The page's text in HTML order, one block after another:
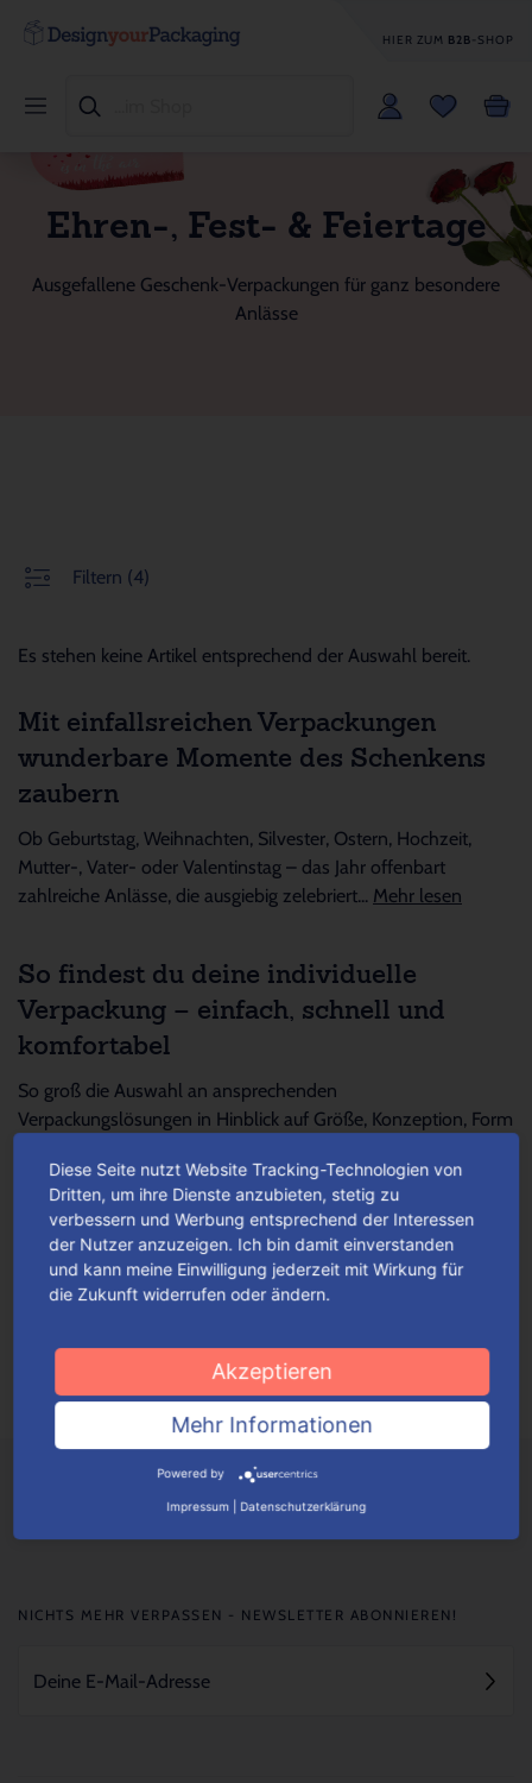
HIER ZUM B2B-SHOP
Ehren-, Fest- & Feiertage
Ausgefallene Geschenk-Verpackungen für ganz besondere
Anlässe
Filtern (4)
Es stehen keine Artikel entsprechend der Auswahl bereit.
Mit einfallsreichen Verpackungen
wunderbare Momente des Schenkens
zaubern
Ob Geburtstag, Weihnachten, Silvester, Ostern, Hochzeit,
Mutter-, Vater- oder Valentinstag – das Jahr offenbart
zahlreiche Anlässe, die ausgiebig zelebriert... Mehr lesen
So findest du deine individuelle
Verpackung – einfach, schnell und
komfortabel
So groß die Auswahl an ansprechenden
Verpackungslösungen in Hinblick auf Größe, Konzeption, Form
Für jeden Anlass Verpackungen
wunschgemäß konfigurieren
Je nach Verpackungstyp kannst du ganz einfach deine
Mehr lesen
NICHTS MEHR VERPASSEN - NEWSLETTER ABONNIEREN!
Diese Seite nutzt Website Tracking-Technologien von
Dritten, um ihre Dienste anzubieten, stetig zu
verbessern und Werbung entsprechend der Interessen
der Nutzer anzuzeigen. Ich bin damit einverstanden
und kann meine Einwilligung jederzeit mit Wirkung für
die Zukunft widerrufen oder ändern.
Akzeptieren
Mehr Informationen
Powered by
Impressum Datenschutzerklärung